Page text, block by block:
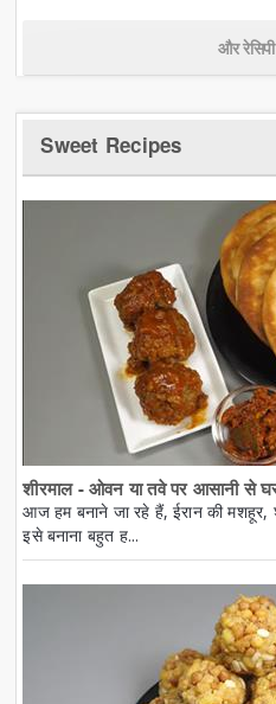
और
Sweet Recipes
शीरमाल - ओवन या तवे पर आसानी से
आज हम बनाने जा रहे हैं, ईरान की
इसे बनाना बहुत ह...